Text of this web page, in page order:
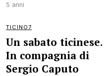
5 anni
TICINO7
Un sabato ticinese.
In compagnia di
Sergio Caputo